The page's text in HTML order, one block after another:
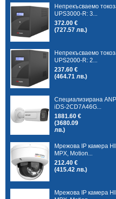
Непрекъсваемо
UPS3000-R: 3...
372.00 €
(727.57 лв.)
Непрекъсваемо
UPS2000-R: 2...
237.60 €
(464.71 лв.)
Специализирана
iDS-2CD7A46G...
1881.60 €
(3680.09
лв.)
Мрежова IP камера
MPX, Motion...
212.40 €
(415.42 лв.)
Мрежова IP камера